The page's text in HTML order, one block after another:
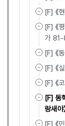
[F] 《
[F] 《
가 81-
[F] 《
[F] 《
[F] 《
[F] 동
랑새야
[F] 《